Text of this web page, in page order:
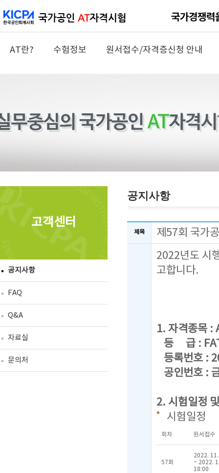
AT란? 수험정보 원서접수/자격증신청 안내
고객센터
공지사항
FAQ
Q&A
자료실
문의처
공지사항
제목 제57회 국가
2022년도 시
고합니다.
1. 자격종목
등 급 : FAT
등록번호 :
공인번호 :
2. 시험일정
시험일정
회차 원서접수
57회
2022.
~ 2022.
18:00